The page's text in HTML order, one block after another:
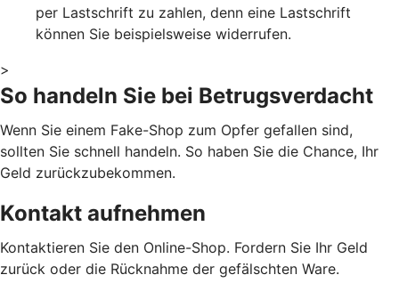
per Lastschrift zu zahlen, denn eine Lastschrift
können Sie beispielsweise widerrufen.
>
So handeln Sie bei Betrugsverdacht
Wenn Sie einem Fake-Shop zum Opfer gefallen sind,
sollten Sie schnell handeln. So haben Sie die Chance, Ihr
Geld zurückzubekommen.
Kontakt aufnehmen
Kontaktieren Sie den Online-Shop. Fordern Sie Ihr Geld
zurück oder die Rücknahme der gefälschten Ware.